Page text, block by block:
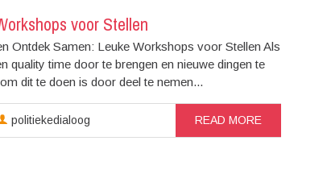
voor Stellen
Ontdek Samen: Leuke Workshops voor Stellen Als
quality time door te brengen en nieuwe dingen te
dit te doen is door deel te nemen...
politiekedialoog READ MORE